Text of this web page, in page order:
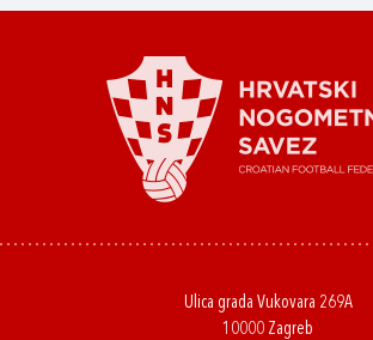
Ulica grada Vukovara 269A
10000 Zagreb